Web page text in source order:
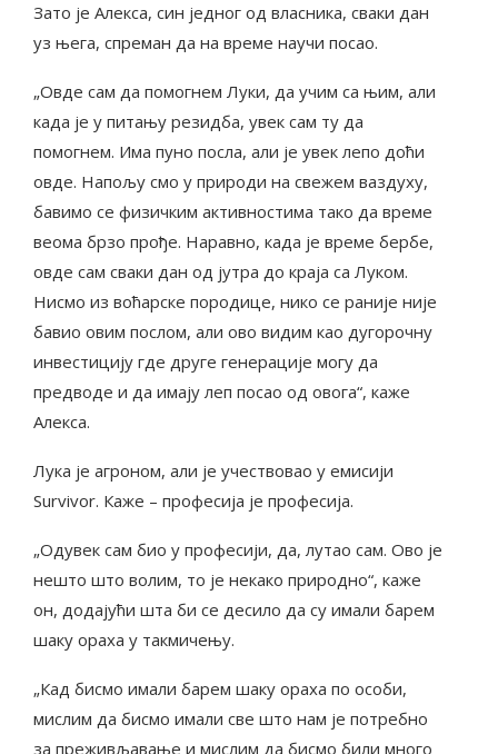
Зато је Алекса, син једног од власника, сваки дан
уз њега, спреман да на време научи посао.
„Овде сам да помогнем Луки, да учим са њим, али
када је у питању резидба, увек сам ту да
помогнем. Има пуно посла, али је увек лепо доћи
овде. Напољу смо у природи на свежем ваздуху,
бавимо се физичким активностима тако да време
веома брзо прође. Наравно, када је време бербе,
овде сам сваки дан од јутра до краја са Луком.
Нисмо из воћарске породице, нико се раније није
бавио овим послом, али ово видим као дугорочну
инвестицију где друге генерације могу да
предводе и да имају леп посао од овога“, каже
Алекса.
Лука је агроном, али је учествовао у емисији
Survivor. Каже – професија је професија.
„Одувек сам био у професији, да, лутао сам. Ово је
нешто што волим, то је некако природно“, каже
он, додајући шта би се десило да су имали барем
шаку ораха у такмичењу.
„Кад бисмо имали барем шаку ораха по особи,
мислим да бисмо имали све што нам је потребно
за преживљавање и мислим да бисмо били много